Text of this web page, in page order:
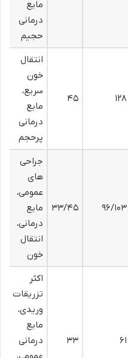
مایع
درمانی
حجیم
۱۲۸ ۴۵
انتقال
خون
سریع،
مایع
درمانی
پرحجم
۹۶/۱۰۳ ۳۳/۴۵
جراحی
های
عمومی،
مایع
درمانی،
انتقال
خون
۶۱ ۳۳
اکثر
تزریقات
وریدی،
مایع
درمانی